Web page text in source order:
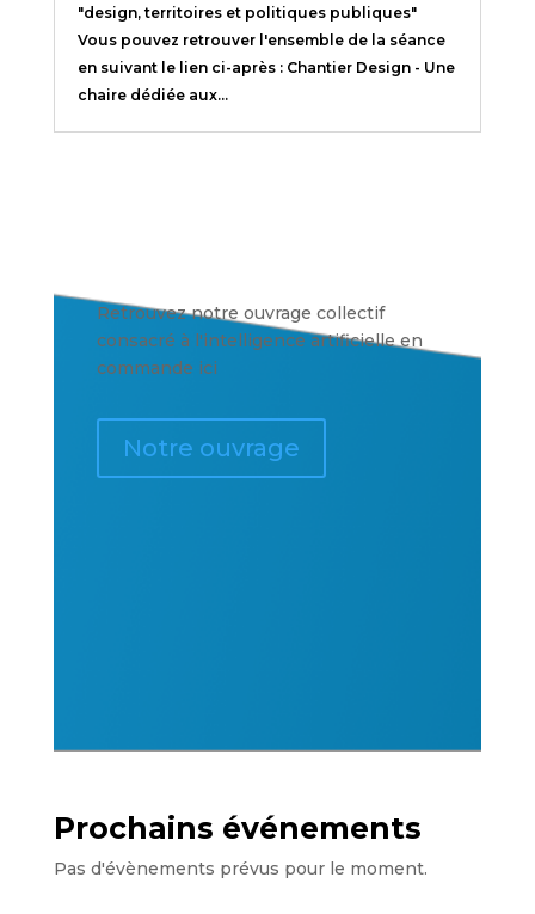
"design, territoires et politiques publiques"
Vous pouvez retrouver l'ensemble de la séance
en suivant le lien ci-après : Chantier Design - Une
chaire dédiée aux...
Retrouvez notre ouvrage collectif
consacré à l'intelligence artificielle en
commande ici
Notre ouvrage
Prochains événements
Pas d'évènements prévus pour le moment.